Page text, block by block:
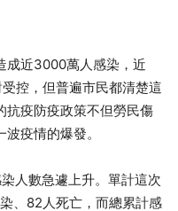
成近3000萬人感染，近
控，但普遍市民都清楚這
抗疫防疫政策不但勞民傷
疫情的爆發。
人數急遽上升。單計這次
、 82人死亡，而總累計感